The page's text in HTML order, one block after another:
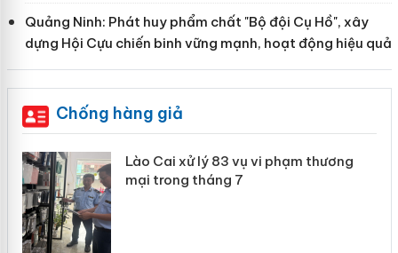
Quảng Ninh: Phát huy phẩm chất "Bộ đội Cụ Hồ", xây
dựng Hội Cựu chiến binh vững mạnh, hoạt động hiệu quả
Chống hàng giả
Lào Cai xử lý 83 vụ vi phạm thương
mại trong tháng 7